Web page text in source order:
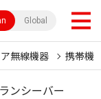
Global
無線機器 携帯機
ンシーバー